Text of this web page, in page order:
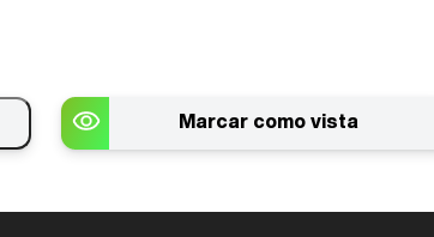
Marcar como vista